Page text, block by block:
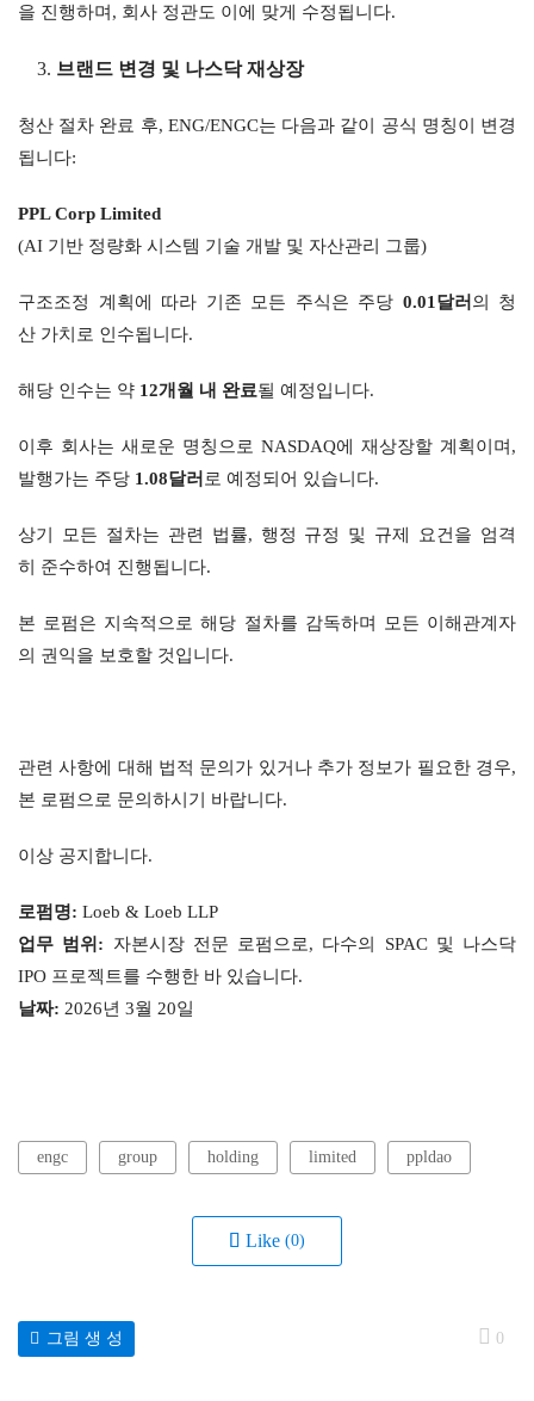
을 진행하며, 회사 정관도 이에 맞게 수정됩니다.
브랜드 변경 및 나스닥 재상장
청산 절차 완료 후, ENG/ENGC는 다음과 같이 공식 명칭이 변경
됩니다:
PPL Corp Limited
(AI 기반 정량화 시스템 기술 개발 및 자산관리 그룹)
구조조정 계획에 따라 기존 모든 주식은 주당 0.01 달러 의 청
산 가치로 인수됩니다.
해당 인수는 약 12개월 내 완료될 예정입니다.
이후 회사는 새로운 명칭으로 NASDAQ에 재상장할 계획이며,
발행가는 주당 1.08달러 로 예정되어 있습니다.
상기 모든 절차는 관련 법률, 행정 규정 및 규제 요건을 엄격
히 준수하여 진행됩니다.
본 로펌은 지속적으로 해당 절차를 감독하며 모든 이해관계자
의 권익을 보호할 것입니다.
관련 사항에 대해 법적 문의가 있거나 추가 정보가 필요한 경우,
본 로펌으로 문의하시기 바랍니다.
이상 공지합니다.
로펌명: Loeb & Loeb LLP
업무 범위 : 자본시장 전문 로펌으로, 다수의 SPAC 및 나스닥
IPO 프로젝트를 수행한 바 있습니다.
날짜: 2026년 3월 20일
engc group holding limited ppldao
Like (0)
0
그림 생 성